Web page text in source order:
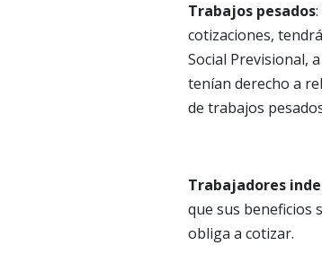
Trabajos pesados
cotizaciones,
Social Previsional,
tenían derecho a
de trabajos
Trabajadores
que sus beneficios
obliga a cotizar.